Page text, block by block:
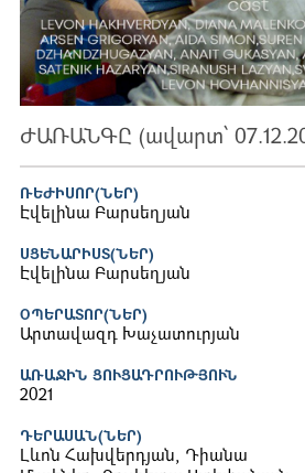
ԺԱՌԱՆԳԸ (ավարտ՝
ՌԵԺԻՍՈՐ(ՆԵՐ)
Էվելինա Բարսեղյան
ՍՑԵՆԱՐԻՍՏ(ՆԵՐ)
Էվելինա Բարսեղյան
ՕՊԵՐԱՏՈՐ(ՆԵՐ)
Արտավազդ Խաչատուրյան
ԱՌԱՋԻՆ ՑՈՒՑԱԴՐՈՒԹՅՈՒՆ
2021
ԴԵՐԱՍԱՆ(ՆԵՐ)
Լևոն Հախվերդյան, Դիանա